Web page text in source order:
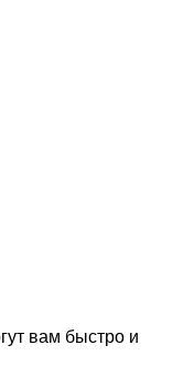
вам быстро и